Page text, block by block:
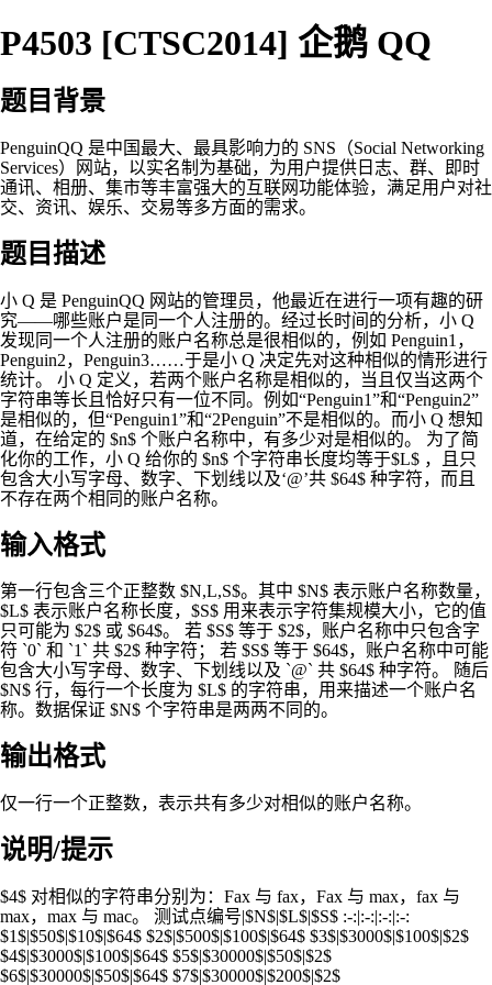
P4503 [CTSC2014] 企鹅 QQ
题目背景
PenguinQQ 是中国最大、最具影响力的 SNS（Social Networking
Services）网站，以实名制为基础，为用户提供日志、群、即时
通讯、相册、集市等丰富强大的互联网功能体验，满足用户对社
交、资讯、娱乐、交易等多方面的需求。
题目描述
小 Q 是 PenguinQQ 网站的管理员，他最近在进行一项有趣的研
究——哪些账户是同一个人注册的。经过长时间的分析，小 Q
发现同一个人注册的账户名称总是很相似的，例如 Penguin1，
Penguin2，Penguin3……于是小 Q 决定先对这种相似的情形进行
统计。 小 Q 定义，若两个账户名称是相似的，当且仅当这两个
字符串等长且恰好只有一位不同。例如“Penguin1”和“Penguin2”
是相似的，但“Penguin1”和“2Penguin”不是相似的。而小 Q 想知
道，在给定的 $n$ 个账户名称中，有多少对是相似的。 为了简
化你的工作，小 Q 给你的 $n$ 个字符串长度均等于$L$ ，且只
包含大小写字母、数字、下划线以及‘@’共 $64$ 种字符，而且
不存在两个相同的账户名称。
输入格式
第一行包含三个正整数 $N,L,S$。其中 $N$ 表示账户名称数量，
$L$ 表示账户名称长度，$S$ 用来表示字符集规模大小，它的值
只可能为 $2$ 或 $64$。 若 $S$ 等于 $2$，账户名称中只包含字
符 `0` 和 `1` 共 $2$ 种字符； 若 $S$ 等于 $64$，账户名称中可能
包含大小写字母、数字、下划线以及 `@` 共 $64$ 种字符。 随后
$N$ 行，每行一个长度为 $L$ 的字符串，用来描述一个账户名
称。数据保证 $N$ 个字符串是两两不同的。
输出格式
仅一行一个正整数，表示共有多少对相似的账户名称。
说明/提示
$4$ 对相似的字符串分别为：Fax 与 fax，Fax 与 max，fax 与
max，max 与 mac。 测试点编号|$N$|$L$|$S$ :-:|:-:|:-:|:-:
$1$|$50$|$10$|$64$ $2$|$500$|$100$|$64$ $3$|$3000$|$100$|$2$
$4$|$3000$|$100$|$64$ $5$|$30000$|$50$|$2$
$6$|$30000$|$50$|$64$ $7$|$30000$|$200$|$2$